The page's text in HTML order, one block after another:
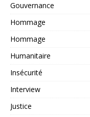
Gouvernance
Hommage
Hommage
Humanitaire
Insécurité
Interview
Justice